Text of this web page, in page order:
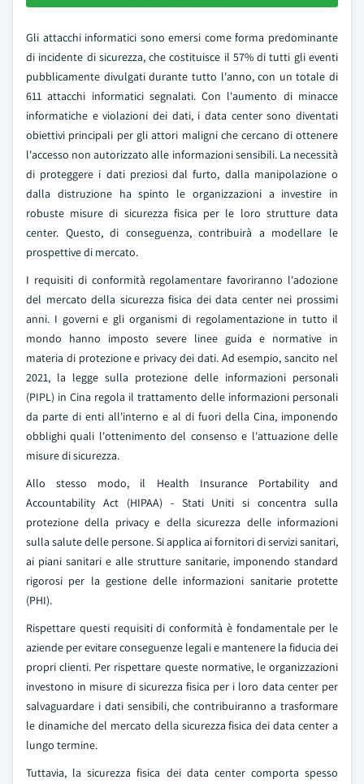
Gli attacchi informatici sono emersi come forma predominante
di incidente di sicurezza, che costituisce il 57% di tutti gli eventi
pubblicamente divulgati durante tutto l'anno, con un totale di
611 attacchi informatici segnalati. Con l'aumento di minacce
informatiche e violazioni dei dati, i data center sono diventati
obiettivi principali per gli attori maligni che cercano di ottenere
l'accesso non autorizzato alle informazioni sensibili. La necessità
di proteggere i dati preziosi dal furto, dalla manipolazione o
dalla distruzione ha spinto le organizzazioni a investire in
robuste misure di sicurezza fisica per le loro strutture data
center. Questo, di conseguenza, contribuirà a modellare le
prospettive di mercato.
I requisiti di conformità regolamentare favoriranno l'adozione
del mercato della sicurezza fisica dei data center nei prossimi
anni. I governi e gli organismi di regolamentazione in tutto il
mondo hanno imposto severe linee guida e normative in
materia di protezione e privacy dei dati. Ad esempio, sancito nel
2021, la legge sulla protezione delle informazioni personali
(PIPL) in Cina regola il trattamento delle informazioni personali
da parte di enti all'interno e al di fuori della Cina, imponendo
obblighi quali l'ottenimento del consenso e l'attuazione delle
misure di sicurezza.
Allo stesso modo, il Health Insurance Portability and
Accountability Act (HIPAA) - Stati Uniti si concentra sulla
protezione della privacy e della sicurezza delle informazioni
sulla salute delle persone. Si applica ai fornitori di servizi sanitari,
ai piani sanitari e alle strutture sanitarie, imponendo standard
rigorosi per la gestione delle informazioni sanitarie protette
(PHI).
Rispettare questi requisiti di conformità è fondamentale per le
aziende per evitare conseguenze legali e mantenere la fiducia dei
propri clienti. Per rispettare queste normative, le organizzazioni
investono in misure di sicurezza fisica per i loro data center per
salvaguardare i dati sensibili, che contribuiranno a trasformare
le dinamiche del mercato della sicurezza fisica dei data center a
lungo termine.
Tuttavia, la sicurezza fisica dei data center comporta spesso